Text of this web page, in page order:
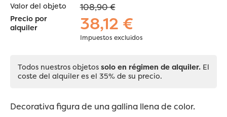
Valor del objeto 108,90 €
Precio por
alquiler
38,12 €
Impuestos excluidos
Todos nuestros objetos solo en régimen de alquiler. El
coste del alquiler es el 35% de su precio.
Decorativa figura de una gallina llena de color.